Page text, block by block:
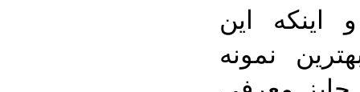
اینکه این
نمونه